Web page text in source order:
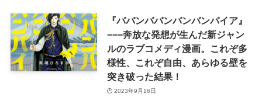
『ババンババンバンバンパイア』
−−−奔放な発想が生んだ新ジャン
ルのラブコメディ漫画。これぞ多
様性、これぞ自由、あらゆる壁を
突き破った結果！
2023年9月16日